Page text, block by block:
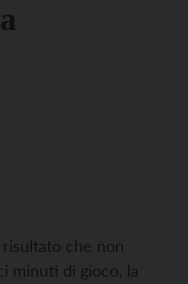
che non
minuti di gioco, la